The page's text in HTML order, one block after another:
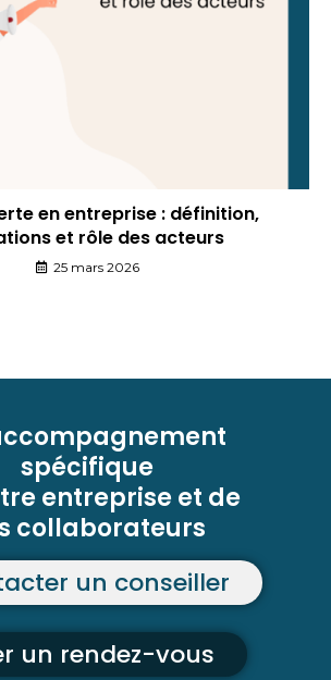
en entreprise : définition,
et rôle des acteurs
25 mars 2026
spécifique
entreprise et de
collaborateurs
un conseiller
un rendez-vous